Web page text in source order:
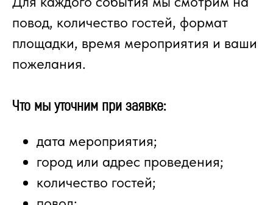
повод, количество гостей, формат
площадки, время мероприятия и ваши
пожелания.
Что мы уточним при заявке:
дата мероприятия;
город или адрес проведения;
количество гостей;